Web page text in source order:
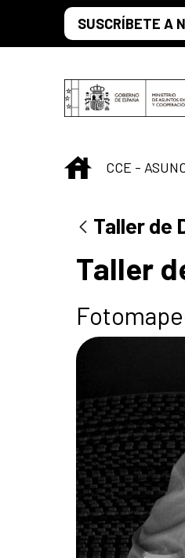
Saltar al contenido principal
SUSCRÍBETE A
INICIO
CCE -
Taller de
Taller